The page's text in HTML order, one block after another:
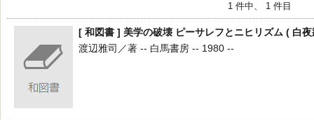
1 件中、 1 件目
[ 和図書 ] 美学の破壊 ピーサレフとニヒリズム ( 白
渡辺雅司／著 -- 白馬書房 -- 1980 --